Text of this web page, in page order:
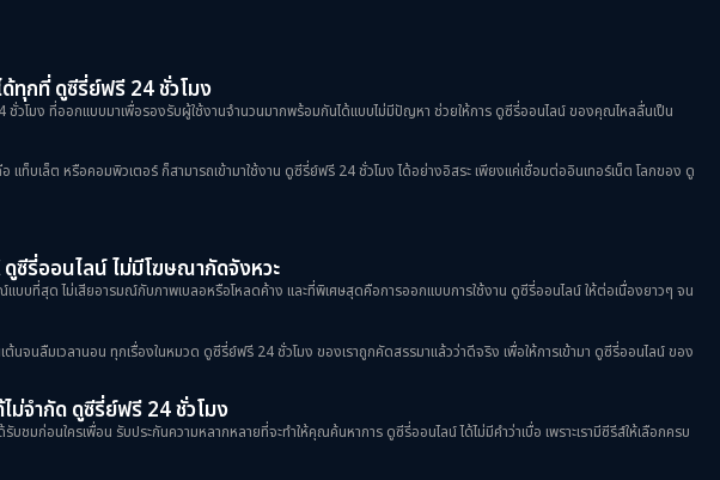
ทุกที่ ดูซีรี่ย์ฟรี 24 ชั่วโมง
โมง ที่ออกแบบมาเพื่อรองรับผู้ใช้งานจำนวนมากพร้อมกันได้แบบไม่มีปัญหา ช่วยให้การ ดูซีรี่ออนไลน์ ของคุณไหลลื่นเป็น
ท็บเล็ต หรือคอมพิวเตอร์ ก็สามารถเข้ามาใช้งาน ดูซีรี่ย์ฟรี 24 ชั่วโมง ได้อย่างอิสระ เพียงแค่เชื่อมต่ออินเทอร์เน็ต โลกของ ดู
ซีรี่ออนไลน์ ไม่มีโฆษณากัดจังหวะ
บที่สุด ไม่เสียอารมณ์กับภาพเบลอหรือโหลดค้าง และที่พิเศษสุดคือการออกแบบการใช้งาน ดูซีรี่ออนไลน์ ให้ต่อเนื่องยาวๆ จน
จนลืมเวลานอน ทุกเรื่องในหมวด ดูซีรี่ย์ฟรี 24 ชั่วโมง ของเราถูกคัดสรรมาแล้วว่าดีจริง เพื่อให้การเข้ามา ดูซีรี่ออนไลน์ ของ
ม่จำกัด ดูซีรี่ย์ฟรี 24 ชั่วโมง
อนใครเพื่อน รับประกันความหลากหลายที่จะทำให้คุณค้นหาการ ดูซีรี่ออนไลน์ ได้ไม่มีคำว่าเบื่อ เพราะเรามีซีรีส์ให้เลือกครบ